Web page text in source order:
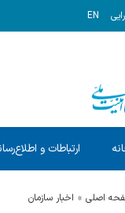
EN
ارتباطات و
اصلی اخبار سازمان